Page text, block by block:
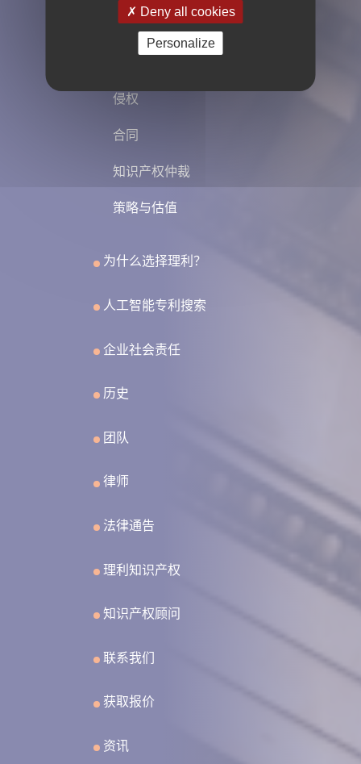
外观设计 / 版权
侵权
合同
知识产权仲裁
策略与估值
为什么选择理利？
人工智能专利搜索
企业社会责任
历史
团队
律师
法律通告
理利知识产权
知识产权顾问
联系我们
获取报价
资讯
Deny all cookies
Personalize